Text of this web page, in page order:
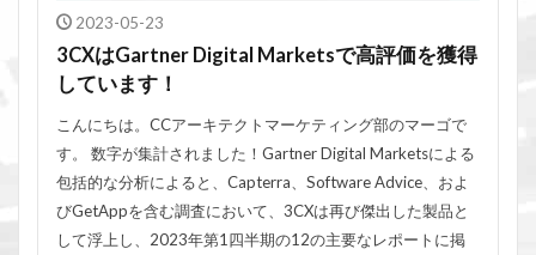
2023-05-23
3CXはGartner Digital Marketsで高評価を獲得
しています！
こんにちは。CCアーキテクトマーケティング部のマーゴで
す。 数字が集計されました！Gartner Digital Marketsによる
包括的な分析によると、Capterra、Software Advice、およ
びGetAppを含む調査において、3CXは再び傑出した製品と
して浮上し、2023年第1四半期の12の主要なレポートに掲